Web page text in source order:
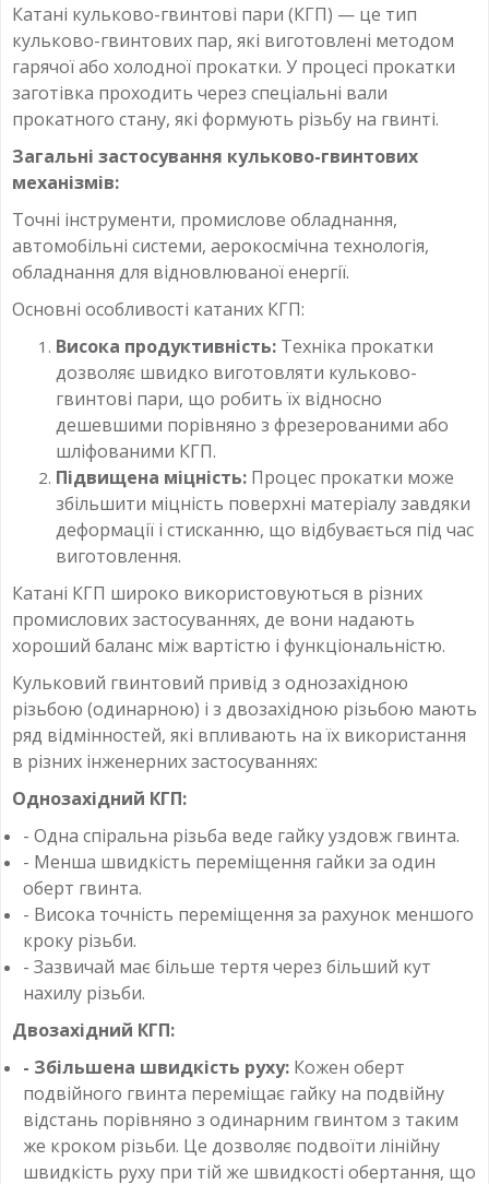
Катані кульково-гвинтові пари (КГП) — це тип
кульково-гвинтових пар, які виготовлені методом
гарячої або холодної прокатки. У процесі прокатки
заготівка проходить через спеціальні вали
прокатного стану, які формують різьбу на гвинті.
Загальні застосування кульково-гвинтових
механізмів:
Точні інструменти, промислове обладнання,
автомобільні системи, аерокосмічна технологія,
обладнання для відновлюваної енергії.
Основні особливості катаних КГП:
Висока продуктивність: Техніка прокатки
дозволяє швидко виготовляти кульково-
гвинтові пари, що робить їх відносно
дешевшими порівняно з фрезерованими або
шліфованими КГП.
Підвищена міцність: Процес прокатки може
збільшити міцність поверхні матеріалу завдяки
деформації і стисканню, що відбувається під час
виготовлення.
Катані КГП широко використовуються в різних
промислових застосуваннях, де вони надають
хороший баланс між вартістю і функціональністю.
Кульковий гвинтовий привід з однозахідною
різьбою (одинарною) і з двозахідною різьбою мають
ряд відмінностей, які впливають на їх використання
в різних інженерних застосуваннях:
Однозахідний КГП:
- Одна спіральна різьба веде гайку уздовж гвинта.
- Менша швидкість переміщення гайки за один
оберт гвинта.
- Висока точність переміщення за рахунок меншого
кроку різьби.
- Зазвичай має більше тертя через більший кут
нахилу різьби.
Двозахідний КГП:
- Збільшена швидкість руху: Кожен оберт
подвійного гвинта переміщає гайку на подвійну
відстань порівняно з одинарним гвинтом з таким
же кроком різьби. Це дозволяє подвоїти лінійну
швидкість руху при тій же швидкості обертання, що